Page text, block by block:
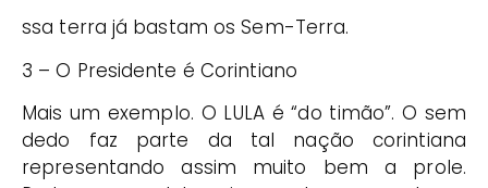
ssa terra já bastam os Sem-Terra.
3 – O Presidente é Corintiano
Mais um exemplo. O LULA é “do timão”. O sem
dedo faz parte da tal nação corintiana
representando assim muito bem a prole.